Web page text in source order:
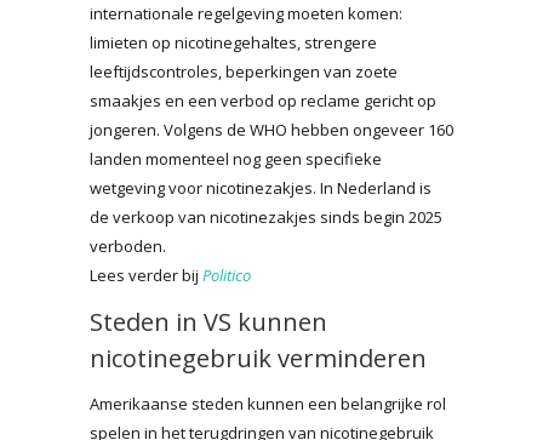
internationale regelgeving moeten komen:
limieten op nicotinegehaltes, strengere
leeftijdscontroles, beperkingen van zoete
smaakjes en een verbod op reclame gericht op
jongeren. Volgens de WHO hebben ongeveer 160
landen momenteel nog geen specifieke
wetgeving voor nicotinezakjes. In Nederland is
de verkoop van nicotinezakjes sinds begin 2025
verboden.
Lees verder bij Politico
Steden in VS kunnen
nicotinegebruik verminderen
Amerikaanse steden kunnen een belangrijke rol
spelen in het terugdringen van nicotinegebruik